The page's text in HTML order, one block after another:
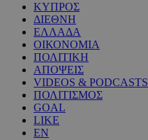
ΚΥΠΡΟΣ
ΔΙΕΘΝΗ
ΕΛΛΑΔΑ
ΟΙΚΟΝΟΜΙΑ
ΠΟΛΙΤΙΚΗ
ΑΠΟΨΕΙΣ
VIDEOS & PODCASTS
ΠΟΛΙΤΙΣΜΟΣ
GOAL
LIKE
EN